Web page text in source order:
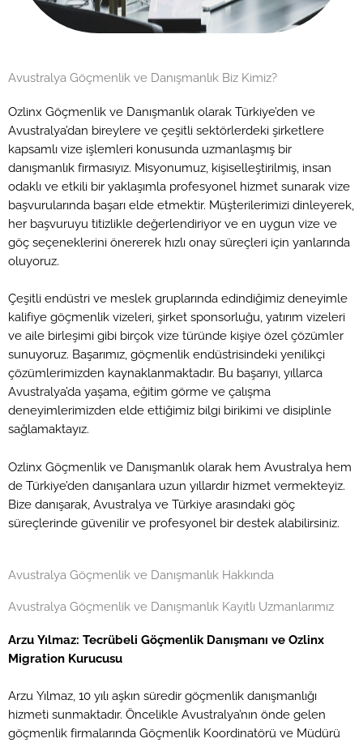
Avustralya Göçmenlik ve Danışmanlık Biz Kimiz?
Ozlinx Göçmenlik ve Danışmanlık olarak Türkiye’den ve
Avustralya’dan bireylere ve çeşitli sektörlerdeki şirketlere
kapsamlı vize işlemleri konusunda uzmanlaşmış bir
danışmanlık firmasıyız. Misyonumuz, kişiselleştirilmiş, insan
odaklı ve etkili bir yaklaşımla profesyonel hizmet sunarak vize
başvurularında başarı elde etmektir. Müşterilerimizi dinleyerek,
her başvuruyu titizlikle değerlendiriyor ve en uygun vize ve
göç seçeneklerini önererek hızlı onay süreçleri için yanlarında
oluyoruz.
Çeşitli endüstri ve meslek gruplarında edindiğimiz deneyimle
kalifiye göçmenlik vizeleri, şirket sponsorluğu, yatırım vizeleri
ve aile birleşimi gibi birçok vize türünde kişiye özel çözümler
sunuyoruz. Başarımız, göçmenlik endüstrisindeki yenilikçi
çözümlerimizden kaynaklanmaktadır. Bu başarıyı, yıllarca
Avustralya’da yaşama, eğitim görme ve çalışma
deneyimlerimizden elde ettiğimiz bilgi birikimi ve disiplinle
sağlamaktayız.
Ozlinx Göçmenlik ve Danışmanlık olarak hem Avustralya hem
de Türkiye’den danışanlara uzun yıllardır hizmet vermekteyiz.
Bize danışarak, Avustralya ve Türkiye arasındaki göç
süreçlerinde güvenilir ve profesyonel bir destek alabilirsiniz.
Avustralya Göçmenlik ve Danışmanlık Hakkında
Avustralya Göçmenlik ve Danışmanlık Kayıtlı Uzmanlarımız
Arzu Yılmaz: Tecrübeli Göçmenlik Danışmanı ve Ozlinx
Migration Kurucusu
Arzu Yılmaz, 10 yılı aşkın süredir göçmenlik danışmanlığı
hizmeti sunmaktadır. Öncelikle Avustralya’nın önde gelen
göçmenlik firmalarında Göçmenlik Koordinatörü ve Müdürü